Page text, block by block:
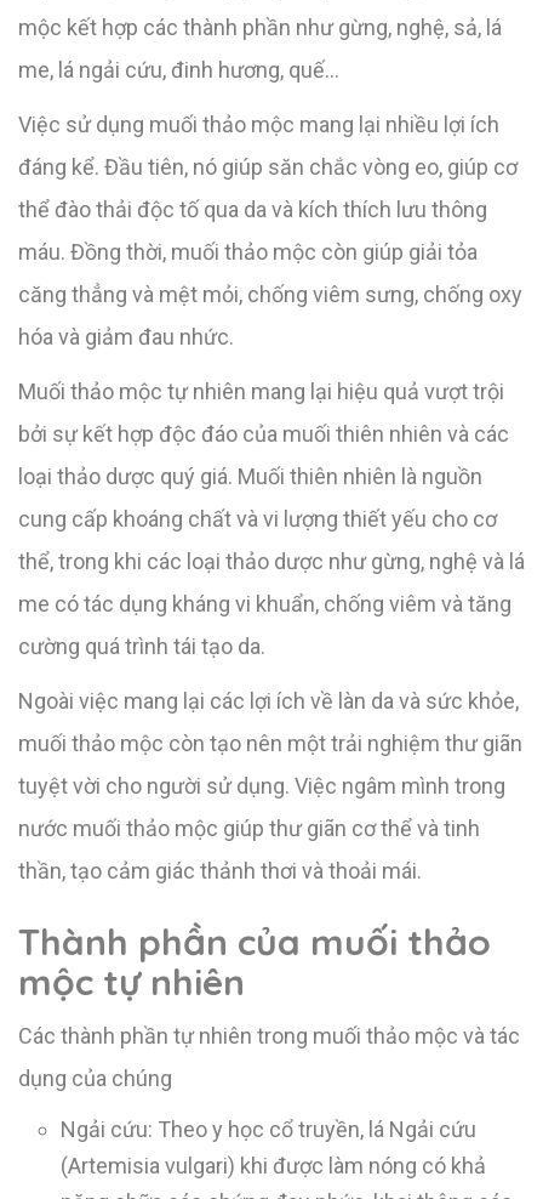
mộc kết hợp các thành phần như gừng, nghệ, sả, lá
me, lá ngải cứu, đinh hương, quế…
Việc sử dụng muối thảo mộc mang lại nhiều lợi ích
đáng kể. Đầu tiên, nó giúp săn chắc vòng eo, giúp cơ
thể đào thải độc tố qua da và kích thích lưu thông
máu. Đồng thời, muối thảo mộc còn giúp giải tỏa
căng thẳng và mệt mỏi, chống viêm sưng, chống oxy
hóa và giảm đau nhức.
Muối thảo mộc tự nhiên mang lại hiệu quả vượt trội
bởi sự kết hợp độc đáo của muối thiên nhiên và các
loại thảo dược quý giá. Muối thiên nhiên là nguồn
cung cấp khoáng chất và vi lượng thiết yếu cho cơ
thể, trong khi các loại thảo dược như gừng, nghệ và lá
me có tác dụng kháng vi khuẩn, chống viêm và tăng
cường quá trình tái tạo da.
Ngoài việc mang lại các lợi ích về làn da và sức khỏe,
muối thảo mộc còn tạo nên một trải nghiệm thư giãn
tuyệt vời cho người sử dụng. Việc ngâm mình trong
nước muối thảo mộc giúp thư giãn cơ thể và tinh
thần, tạo cảm giác thảnh thơi và thoải mái.
Thành phần của muối thảo
mộc tự nhiên
Các thành phần tự nhiên trong muối thảo mộc và tác
dụng của chúng
Ngải cứu: Theo y học cổ truyền, lá Ngải cứu
(Artemisia vulgari) khi được làm nóng có khả